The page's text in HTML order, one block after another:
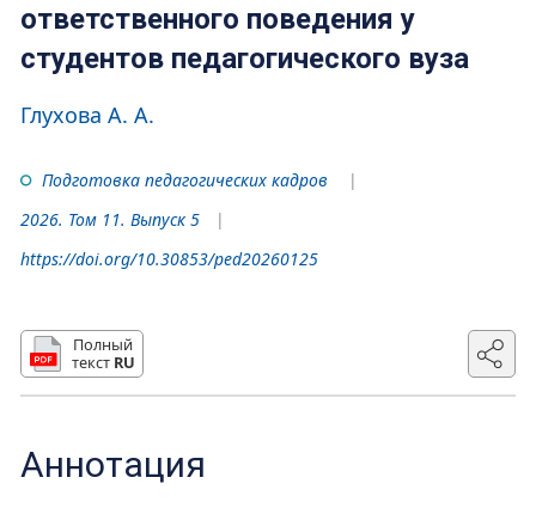
ответственного поведения у
студентов педагогического вуза
Глухова А. А.
Подготовка педагогических кадров
2026. Том 11. Выпуск 5
https://doi.org/10.30853/ped20260125
Полный
текст RU
Аннотация